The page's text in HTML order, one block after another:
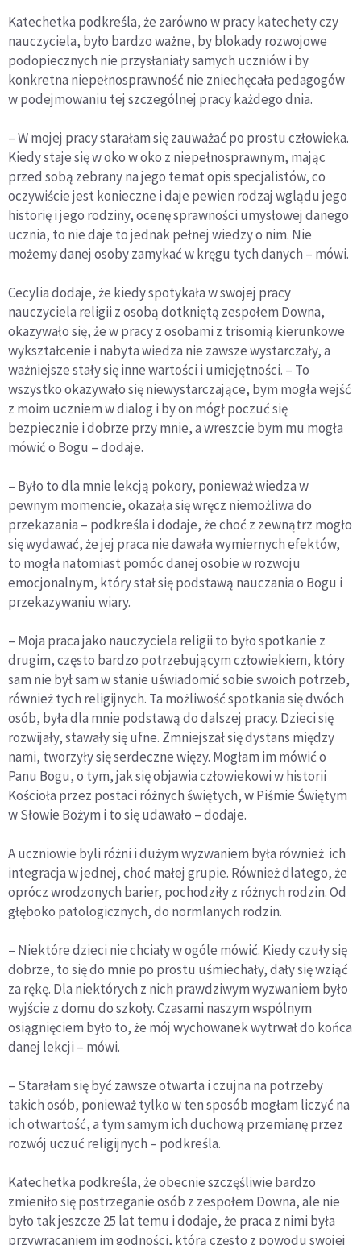
Katechetka podkreśla, że zarówno w pracy katechety czy
nauczyciela, było bardzo ważne, by blokady rozwojowe
podopiecznych nie przysłaniały samych uczniów i by
konkretna niepełnosprawność nie zniechęcała pedagogów
w podejmowaniu tej szczególnej pracy każdego dnia.
– W mojej pracy starałam się zauważać po prostu człowieka.
Kiedy staje się w oko w oko z niepełnosprawnym, mając
przed sobą zebrany na jego temat opis specjalistów, co
oczywiście jest konieczne i daje pewien rodzaj wglądu jego
historię i jego rodziny, ocenę sprawności umysłowej danego
ucznia, to nie daje to jednak pełnej wiedzy o nim. Nie
możemy danej osoby zamykać w kręgu tych danych – mówi.
Cecylia dodaje, że kiedy spotykała w swojej pracy
nauczyciela religii z osobą dotkniętą zespołem Downa,
okazywało się, że w pracy z osobami z trisomią kierunkowe
wykształcenie i nabyta wiedza nie zawsze wystarczały, a
ważniejsze stały się inne wartości i umiejętności. – To
wszystko okazywało się niewystarczające, bym mogła wejść
z moim uczniem w dialog i by on mógł poczuć się
bezpiecznie i dobrze przy mnie, a wreszcie bym mu mogła
mówić o Bogu – dodaje.
– Było to dla mnie lekcją pokory, ponieważ wiedza w
pewnym momencie, okazała się wręcz niemożliwa do
przekazania – podkreśla i dodaje, że choć z zewnątrz mogło
się wydawać, że jej praca nie dawała wymiernych efektów,
to mogła natomiast pomóc danej osobie w rozwoju
emocjonalnym, który stał się podstawą nauczania o Bogu i
przekazywaniu wiary.
– Moja praca jako nauczyciela religii to było spotkanie z
drugim, często bardzo potrzebującym człowiekiem, który
sam nie był sam w stanie uświadomić sobie swoich potrzeb,
również tych religijnych. Ta możliwość spotkania się dwóch
osób, była dla mnie podstawą do dalszej pracy. Dzieci się
rozwijały, stawały się ufne. Zmniejszał się dystans między
nami, tworzyły się serdeczne więzy. Mogłam im mówić o
Panu Bogu, o tym, jak się objawia człowiekowi w historii
Kościoła przez postaci różnych świętych, w Piśmie Świętym
w Słowie Bożym i to się udawało – dodaje.
A uczniowie byli różni i dużym wyzwaniem była również ich
integracja w jednej, choć małej grupie. Również dlatego, że
oprócz wrodzonych barier, pochodziły z różnych rodzin. Od
głęboko patologicznych, do normlanych rodzin.
– Niektóre dzieci nie chciały w ogóle mówić. Kiedy czuły się
dobrze, to się do mnie po prostu uśmiechały, dały się wziąć
za rękę. Dla niektórych z nich prawdziwym wyzwaniem było
wyjście z domu do szkoły. Czasami naszym wspólnym
osiągnięciem było to, że mój wychowanek wytrwał do końca
danej lekcji – mówi.
– Starałam się być zawsze otwarta i czujna na potrzeby
takich osób, ponieważ tylko w ten sposób mogłam liczyć na
ich otwartość, a tym samym ich duchową przemianę przez
rozwój uczuć religijnych – podkreśla.
Katechetka podkreśla, że obecnie szczęśliwie bardzo
zmieniło się postrzeganie osób z zespołem Downa, ale nie
było tak jeszcze 25 lat temu i dodaje, że praca z nimi była
przywracaniem im godności, którą często z powodu swojej